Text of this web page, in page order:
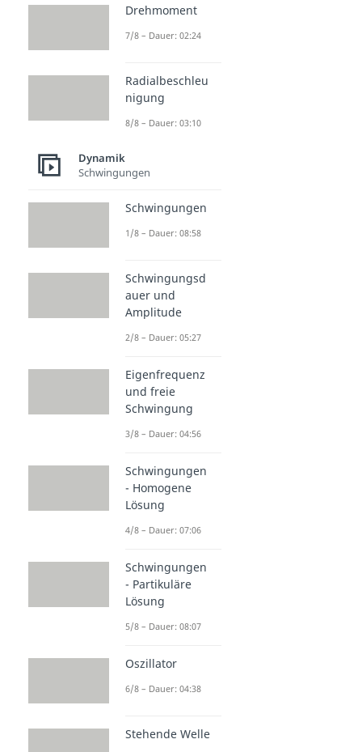
Drehmoment
7/8 – Dauer: 02:24
Radialbeschleu
nigung
8/8 – Dauer: 03:10
Dynamik
Schwingungen
Schwingungen
1/8 – Dauer: 08:58
Schwingungsd
auer und
Amplitude
2/8 – Dauer: 05:27
Eigenfrequenz
und freie
Schwingung
3/8 – Dauer: 04:56
Schwingungen
- Homogene
Lösung
4/8 – Dauer: 07:06
Schwingungen
- Partikuläre
Lösung
5/8 – Dauer: 08:07
Oszillator
6/8 – Dauer: 04:38
Stehende Welle